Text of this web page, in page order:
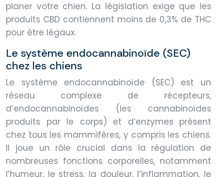
planer votre chien. La législation exige que les
produits CBD contiennent moins de 0,3% de THC
pour être légaux.
Le système endocannabinoïde (SEC)
chez les chiens
Le système endocannabinoïde (SEC) est un
réseau complexe de récepteurs,
d’endocannabinoïdes (les cannabinoïdes
produits par le corps) et d’enzymes présent
chez tous les mammifères, y compris les chiens.
Il joue un rôle crucial dans la régulation de
nombreuses fonctions corporelles, notamment
l’humeur, le stress, la douleur, l’inflammation, le